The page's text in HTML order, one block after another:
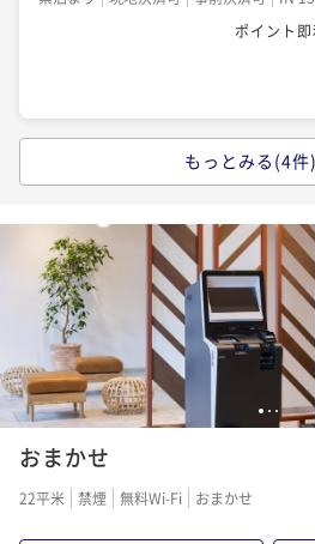
ポイント
ポイントアップ
【連泊割】2連泊以上でお得にス
ポイント即
ポイント
シンプルステイ＜素泊り＞
素泊まり 現地決済可 事前決済可
IN
ポイント即
ポイントアップ
シンプルステイ＜朝食付＞
朝食付き
ポイント即
もっとみる(4件)
1 2 3
おまかせ
22平米 禁煙 無料Wi-Fi おまかせ